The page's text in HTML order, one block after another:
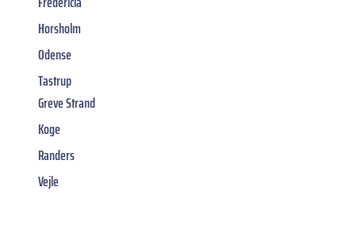
Horsholm
Odense
Tastrup
Greve Strand
Koge
Randers
Vejle